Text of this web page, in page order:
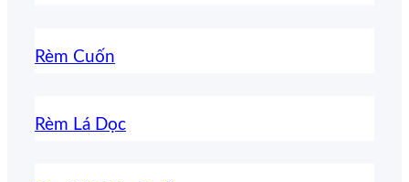
Rèm Cuốn
Rèm Lá Dọc